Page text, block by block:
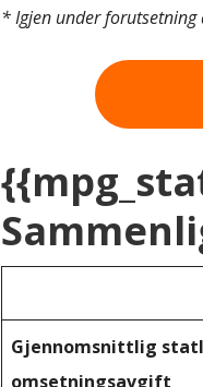
* Igjen under forutsetning
Gjennomsnittlig
omsetningsavgift